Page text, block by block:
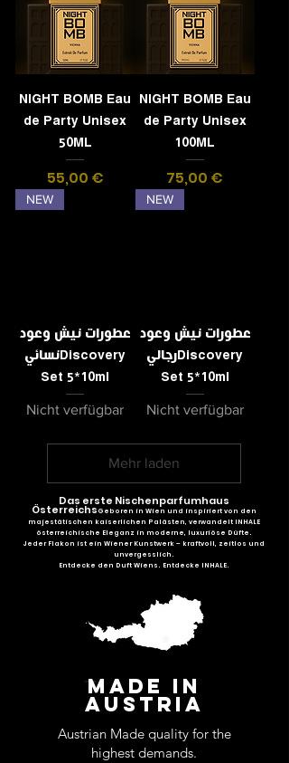
NIGHT BOMB Eau
de Party Unisex
50ML
Preis
55,00 €
NIGHT BOMB Eau
de Party Unisex
100ML
Preis
75,00 €
NEW
عطورات نيش وعود
نسائيDiscovery
Set 5*10ml
Nicht verfügbar
NEW
عطورات نيش وعود
رجاليDiscovery
Set 5*10ml
Nicht verfügbar
Mehr laden
Das erste Nischenparfumhaus
Österreichs Geboren in Wien und inspiriert von den
majestätischen kaiserlichen Palästen, verwandelt INHALE
österreichische Eleganz in moderne, luxuriöse Düfte.
Jeder Flakon ist ein Wiener Kunstwerk – kraftvoll, zeitlos und
unvergesslich.
Entdecke den Duft Wiens. Entdecke INHALE.
MADE IN
AUSTRIA
Austrian Made quality for the
highest demands.